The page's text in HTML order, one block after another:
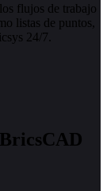
flujos de trabajo
listas de puntos,
24/7.